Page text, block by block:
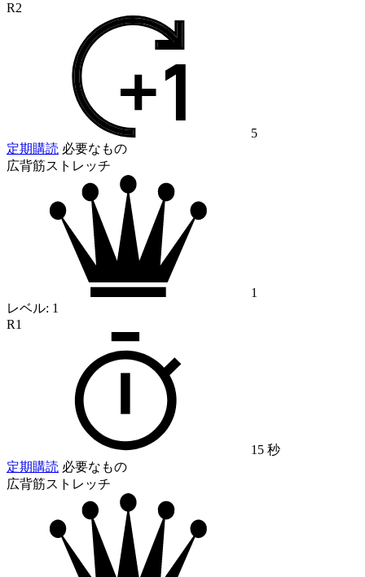
R2
5
定期購読 必要なもの
広背筋ストレッチ
1
レベル: 1
R1
15 秒
定期購読 必要なもの
広背筋ストレッチ